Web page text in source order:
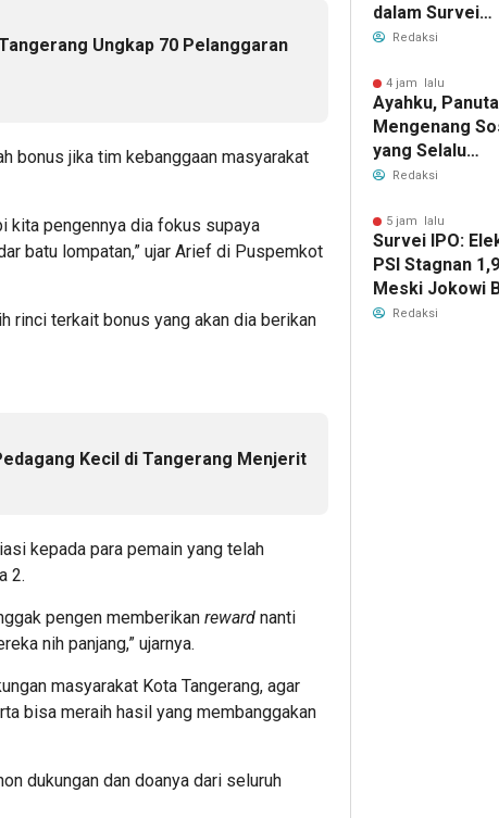
Ungkap 70 Pelanggaran
bonus jika tim kebanggaan masyarakat
kita pengennya dia fokus supaya
batu lompatan,” ujar Arief di Puspemkot
rinci terkait bonus yang akan dia berikan
Kecil di Tangerang Menjerit
kepada para pemain yang telah
2.
pengen memberikan reward nanti
nih panjang,” ujarnya.
masyarakat Kota Tangerang, agar
bisa meraih hasil yang membanggakan
dukungan dan doanya dari seluruh
dalam Survei
Elektabilitas
Redaksi
4 jam lalu
Ayahku,
Mengenang
yang Selalu
Redaksi
5 jam lalu
Survei IPO:
PSI Stagnan
Meski Jokowi
Redaksi